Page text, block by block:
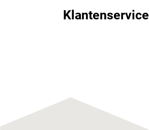
Klantenservice